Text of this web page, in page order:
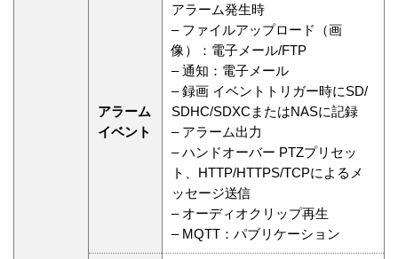
アラーム
イベント
アラーム発生時
– ファイルアップロード（画
像）：電子メール/FTP
– 通知：電子メール
– 録画 イベントトリガー時にSD/
SDHC/SDXCまたはNASに記録
– アラーム出力
– ハンドオーバー PTZプリセッ
ト、HTTP/HTTPS/TCPによるメ
ッセージ送信
– オーディオクリップ再生
– MQTT：パブリケーション